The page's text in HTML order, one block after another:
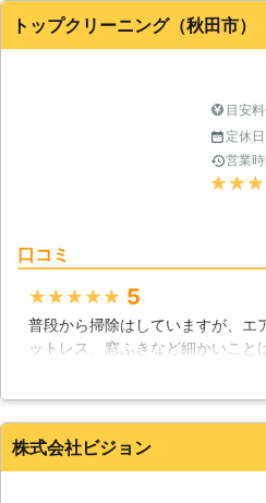
励みと
り、感
うに、
2、で
では料
喜んで
によっ
多くご
意様割
よう、
います。 しかし、料金が安
安くて
なこび
てきた
率よく
す。 掃除のプロがプライドを持って
お客様
クリー
トップクリーニング（秋田市）
目安
定休日
営業
口コミ
★★★★★ 5
普段から掃除はしていますが、エ
ットレス、窓ふきなど細かいこと
てハウスクリーニングをお願い
が入るのでもうやめられません。
秋田県 秋田市 2016年12月11日
株式会社ビジョン